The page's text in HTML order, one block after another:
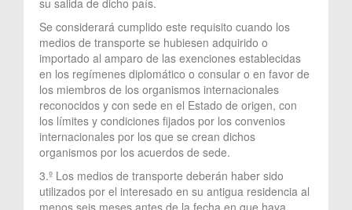
Se considerará cumplido este requisito cuando los
medios de transporte se hubiesen adquirido o
importado al amparo de las exenciones establecidas
en los regímenes diplomático o consular o en favor de
los miembros de los organismos internacionales
reconocidos y con sede en el Estado de origen, con
los límites y condiciones fijados por los convenios
internacionales por los que se crean dichos
organismos por los acuerdos de sede.
3.º Los medios de transporte deberán haber sido
utilizados por el interesado en su antigua residencia al
menos seis meses antes de la fecha en que haya